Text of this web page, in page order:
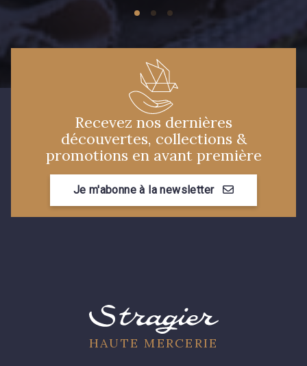
23b - Beige Taupe 50 - Vert D'eau
51 - Turquoise
Recevez nos dernières
découvertes, collections &
promotions en avant première
Je m'abonne à la newsletter
HAUTE MERCERIE